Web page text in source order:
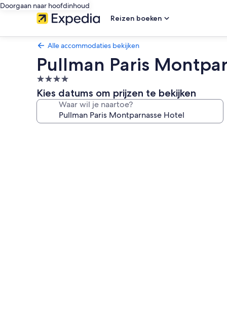
Doorgaan naar hoofdinhoud
Reizen boeken
Alle accommodaties bekijken
Pullman Paris
4.0-
sterrenaccommodatie
Kies datums om prijzen te bekijken
Waar wil je naartoe?